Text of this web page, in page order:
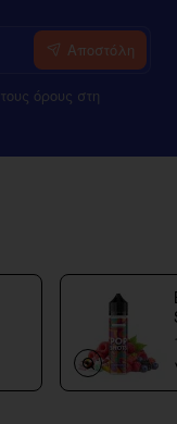
Αποστόλη
όρους στη